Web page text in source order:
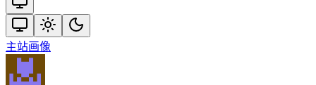
主站画像